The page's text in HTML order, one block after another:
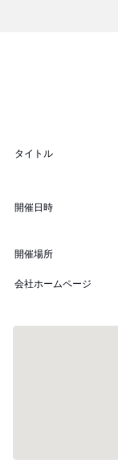
タイトル
開催日時
開催場所
会社ホームページ